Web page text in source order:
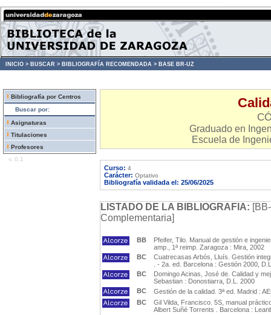
INICIO > BUSCAR > BIBLIOGRAFÍA RECOMENDADA > BASE BR-UZ
Bibliografía por Centros
Buscar por:
Asignaturas
Titulaciones
Profesores
v. 0.1
Graduado en
Escuela de
Curso: 4
Carácter: Optativo
Bibliografía validada el: 25/06/2025
LISTADO DE LA BIBLIOGRAFIA:
Complementaria]
BB
Pfeifer, Tilo. Manual de gestión e
amp., 1ª reimp. Zaragoza : Mira, 2002
BC
Cuatrecasas Arbós, Lluís. Gestión
. - 2a. ed. Barcelona : Gestión 2000,
BC
Domingo Acinas, José de. Calidad y
Sebastian : Donostiarra, D.L. 2000
BC
Gestión de la calidad. 3ª ed. Madrid :
BC
Gil Vilda, Francisco. 5S, manual
Albert Suñé Torrents . Barcelona :